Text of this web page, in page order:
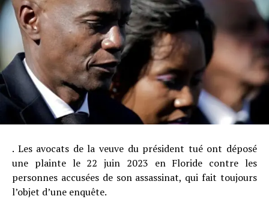
. Les avocats de la veuve du président tué ont déposé
une plainte le 22 juin 2023 en Floride contre les
personnes accusées de son assassinat, qui fait toujours
l’objet d’une enquête.